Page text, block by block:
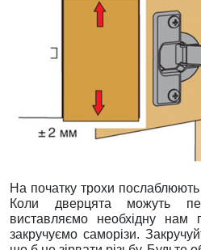
На початку трохи послаблюють
Коли дверцята можуть
виставляємо необхідну нам
закручуємо саморізи.